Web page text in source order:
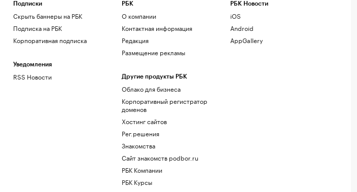
Подписки
Скрыть баннеры на РБК
Подписка на РБК
Корпоративная подписка
Уведомления
RSS Новости
РБК
О компании
Контактная информация
Редакция
Размещение рекламы
Другие продукты РБК
Облако для бизнеса
Корпоративный регистратор
доменов
Хостинг сайтов
Рег.решения
Знакомства
Сайт знакомств podbor.ru
РБК Компании
РБК Курсы
РБК Новости
iOS
Android
AppGallery